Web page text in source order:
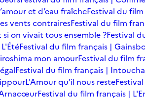
et d’eau fraîcheFestival du
vents contrairesFestival du film
on vivait tous ensemble ?Festival
Festival du film français |
mon amourFestival du film
Festival du film français |
L'Amour qu'il nous reste
Festival du film français |